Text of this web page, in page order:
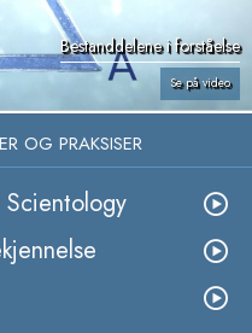
Bestanddelene i forståelse
Se på video
OG PRAKSISER